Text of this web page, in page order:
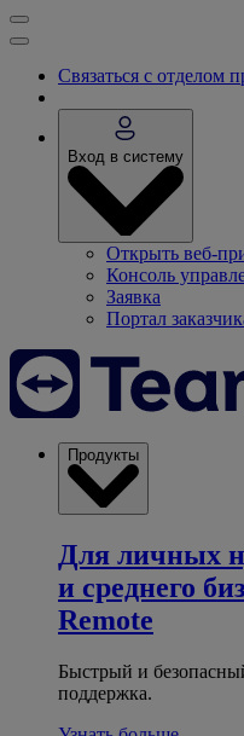
Связаться с отделом
Вход в систему
Открыть веб-
Консоль
Заявка
Портал
Продукты
Для личных
и среднего
Remote
Быстрый и
поддержка.